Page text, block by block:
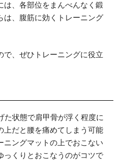
は、各部位をまんべんなく鍛
は、腹筋に効くトレーニング
で、ぜひトレーニングに役立
た状態で肩甲骨が浮く程度に
上だと腰を痛めてしまう可能
ニングマットの上でおこない
っくりとおこなうのがコツで